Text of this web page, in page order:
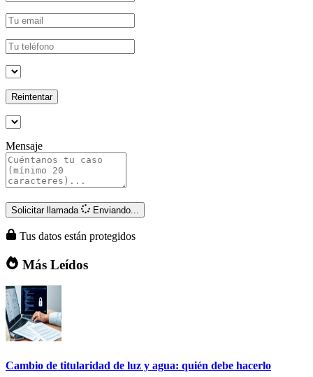
Reintentar
Mensaje
Solicitar llamada Enviando...
Tus datos están protegidos
Más Leídos
Cambio de titularidad de luz y agua: quién debe hacerlo